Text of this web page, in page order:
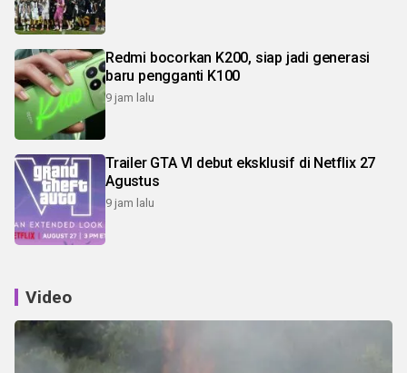
Redmi bocorkan K200, siap jadi generasi
baru pengganti K100
9 jam lalu
Trailer GTA VI debut eksklusif di Netflix 27
Agustus
9 jam lalu
Video